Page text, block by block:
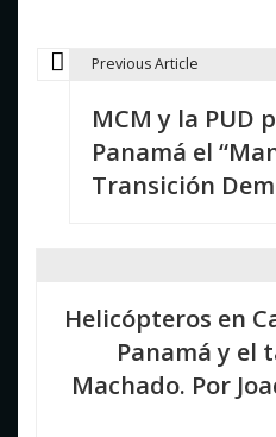
N
Previous Article
MCM y la PUD
Panamá el
Transición
Helicópteros en
Panamá y el
Machado. Por